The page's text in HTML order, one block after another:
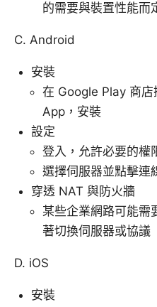
的需要與裝置性能而
C. Android
安裝
在 Google Play 商
App，安裝
設定
登入，允許必要的權
選擇伺服器並點擊連
穿透 NAT 與防火牆
某些企業網路可能需
著切換伺服器或協議
D. iOS
安裝